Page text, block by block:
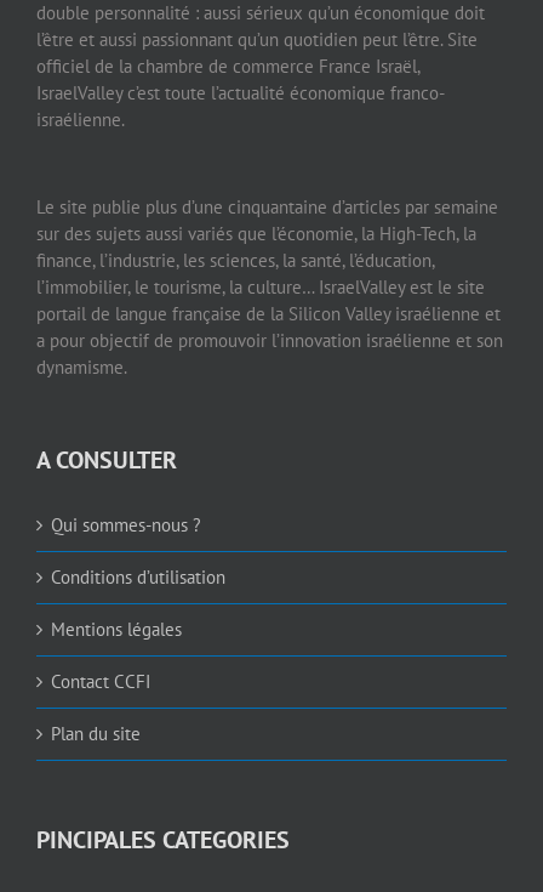
double personnalité : aussi sérieux qu’un économique doit
l’être et aussi passionnant qu’un quotidien peut l’être. Site
officiel de la chambre de commerce France Israël,
IsraelValley c’est toute l’actualité économique franco-
israélienne.
Le site publie plus d’une cinquantaine d’articles par semaine
sur des sujets aussi variés que l’économie, la High-Tech, la
finance, l’industrie, les sciences, la santé, l’éducation,
l’immobilier, le tourisme, la culture… IsraelValley est le site
portail de langue française de la Silicon Valley israélienne et
a pour objectif de promouvoir l’innovation israélienne et son
dynamisme.
A CONSULTER
Qui sommes-nous ?
Conditions d’utilisation
Mentions légales
Contact CCFI
Plan du site
PINCIPALES CATEGORIES